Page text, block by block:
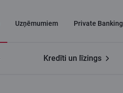
Uzņēmumiem Private Banking
Kredīti un līzings